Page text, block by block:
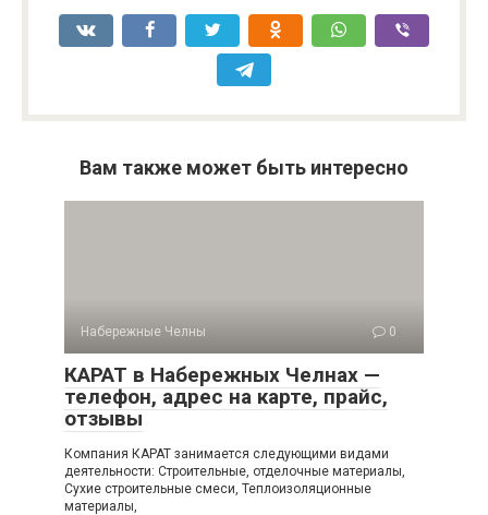
Вам также может быть интересно
Набережные Челны 0
КАРАТ в Набережных Челнах —
телефон, адрес на карте, прайс,
отзывы
Компания КАРАТ занимается следующими видами
деятельности: Строительные, отделочные материалы,
Сухие строительные смеси, Теплоизоляционные
материалы,